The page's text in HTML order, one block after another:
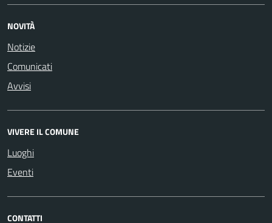
NOVITÀ
Notizie
Comunicati
Avvisi
VIVERE IL COMUNE
Luoghi
Eventi
CONTATTI